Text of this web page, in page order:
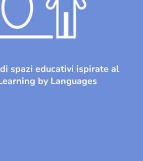
spazi educativi ispirate al
by Languages